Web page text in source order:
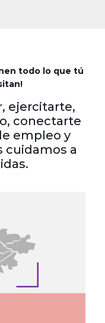
todo lo que tú
ejercitarte,
conectarte
empleo y
cuidamos a